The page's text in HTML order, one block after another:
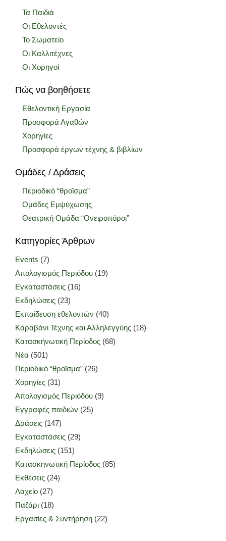
Τα Παιδιά
Οι Εθελοντές
Το Σωματείο
Οι Καλλιτέχνες
Οι Χορηγοί
Πώς να βοηθήσετε
Εθελοντική Εργασία
Προσφορά Αγαθών
Χορηγίες
Προσφορά έργων τέχνης & βιβλίων
Ομάδες / Δράσεις
Περιοδικό “θροϊσμα”
Ομάδες Εμψύχωσης
Θεατρική Ομάδα “Ονειροπόροι”
Κατηγορίες Άρθρων
Events (7)
Απολογισμός Περιόδου (19)
Εγκαταστάσεις (16)
Εκδηλώσεις (23)
Εκπαίδευση εθελοντών (40)
Καραβάνι Τέχνης και Αλληλεγγύης (18)
Κατασκήνωτική Περίοδος (68)
Νέα (501)
Περιοδικό “θροϊσμα” (26)
Χορηγίες (31)
Απολογισμός Περιόδου (9)
Εγγραφές παιδιών (25)
Δράσεις (147)
Εγκαταστάσεις (29)
Εκδηλώσεις (151)
Κατασκηνωτική Περίοδος (85)
Εκθέσεις (24)
Λαχείο (27)
Παζάρι (18)
Εργασίες & Συντήρηση (22)